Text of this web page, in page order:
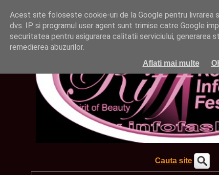
Acest site foloseste cookie-uri de la Google pentru livrarea
dvs. IP si programul user agent sunt trimise catre Google
securitatea pentru asigurarea calitatii serviciului, generarea
remedierea abuzurilor.
Aflati mai multe
Cauta site